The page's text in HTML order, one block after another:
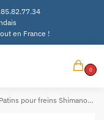
en France !
0
Patins pour freins Shimano-105/Dura Ace / Ultegra BR-9000/7900 (2xset)